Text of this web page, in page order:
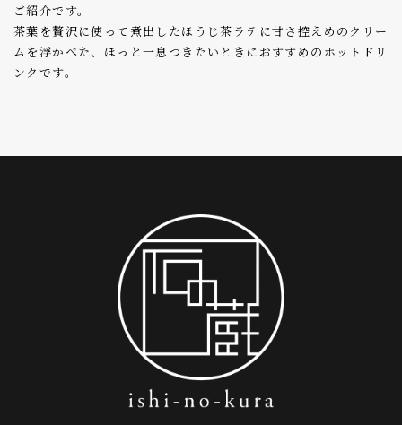
ご紹介です。
茶葉を贅沢に使って煮出したほうじ茶ラテに甘さ控えめのクリー
ムを浮かべた、ほっと一息つきたいときにおすすめのホットドリ
ンクです。